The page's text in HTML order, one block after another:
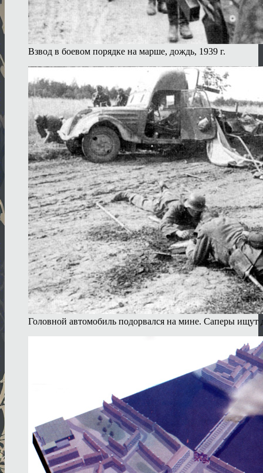
Взвод в боевом порядке на марше, дождь, 1939 г.
Головной автомобиль подорвался на мине. Саперы ищут